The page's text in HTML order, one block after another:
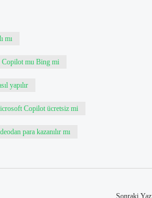
mı
Copilot mu Bing mi
yapılır
Copilot ücretsiz mi
para kazanılır mı
Sonraki